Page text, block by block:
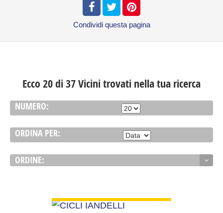
Condividi questa pagina
Ecco 20 di 37 Vicini trovati nella tua ricerca
NUMERO:
ORDINA PER:
ORDINE: